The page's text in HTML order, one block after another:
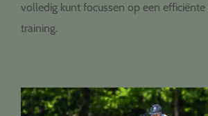
volledig kunt focussen op een
training.